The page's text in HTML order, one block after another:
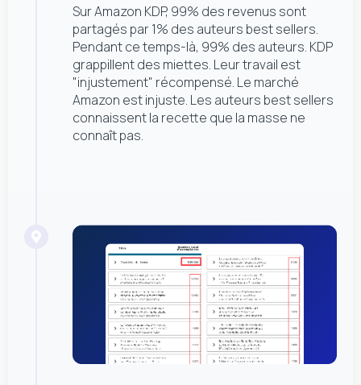
Sur Amazon KDP, 99% des revenus sont
partagés par 1% des auteurs best sellers.
Pendant ce temps-là, 99% des auteurs. KDP
grappillent des miettes. Leur travail est
"injustement" récompensé. Le marché
Amazon est injuste. Les auteurs best sellers
connaissent la recette que la masse ne
connaît pas.